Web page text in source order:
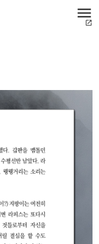
menu
open_in_new